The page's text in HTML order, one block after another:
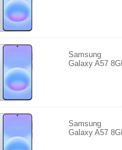
Samsung
Galaxy A57
Samsung
Galaxy A57